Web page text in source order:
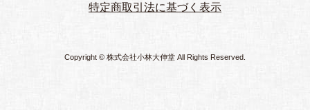
特定商取引法に基づく表示
Copyright © 株式会社小林大伸堂 All Rights Reserved.